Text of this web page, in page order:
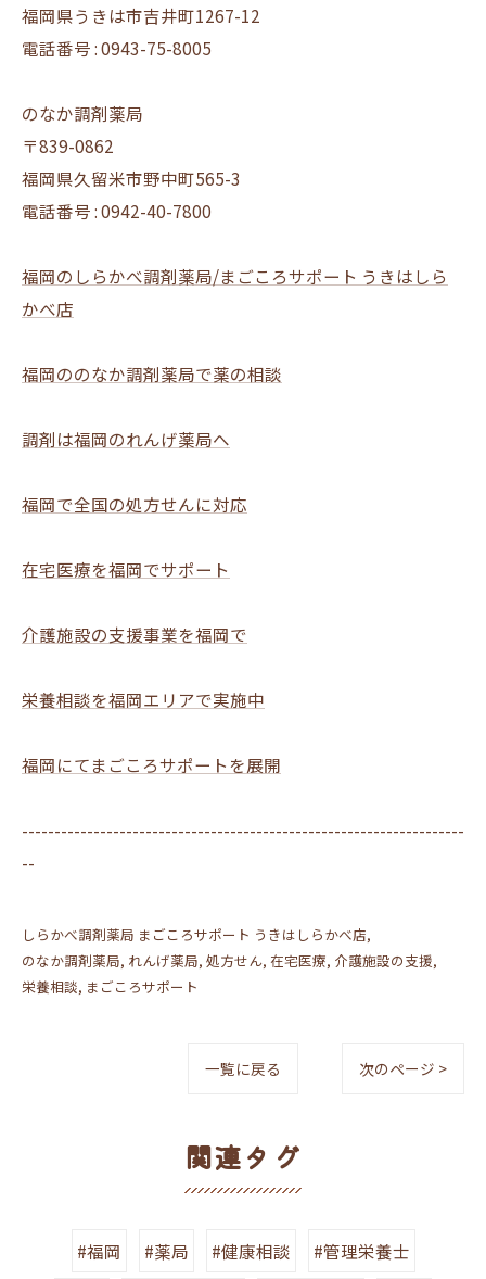
福岡県うきは市吉井町1267-12
電話番号 : 0943-75-8005
のなか調剤薬局
〒839-0862
福岡県久留米市野中町565-3
電話番号 : 0942-40-7800
福岡のしらかべ調剤薬局/まごころサポート うきはしら
かべ店
福岡ののなか調剤薬局で薬の相談
調剤は福岡のれんげ薬局へ
福岡で全国の処方せんに対応
在宅医療を福岡でサポート
介護施設の支援事業を福岡で
栄養相談を福岡エリアで実施中
福岡にてまごころサポートを展開
--------------------------------------------------------------------
--
しらかべ調剤薬局 まごころサポート うきはしらかべ店
のなか調剤薬局 れんげ薬局 処方せん 在宅医療 介護施設の支援
栄養相談 まごころサポート
一覧に戻る 次のページ >
関連タグ
#福岡 #薬局 #健康相談 #管理栄養士